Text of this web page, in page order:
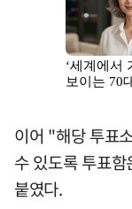
이어 "해당 투표
수 있도록 투표
붙였다.